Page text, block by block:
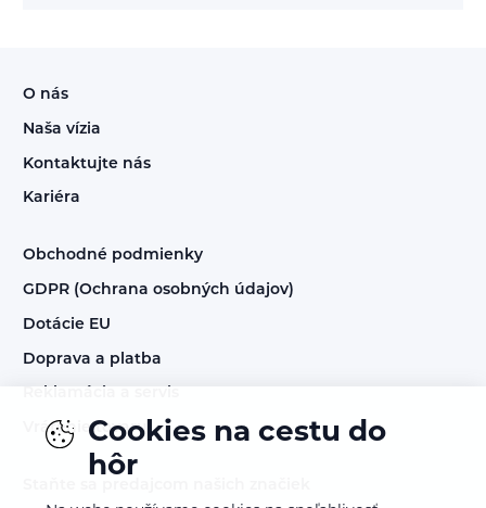
O nás
Naša vízia
Kontaktujte nás
Kariéra
Obchodné podmienky
GDPR (Ochrana osobných údajov)
Dotácie EU
Doprava a platba
Vrátenie tovaruCookies na cestu do
hôr